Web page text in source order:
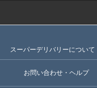
スーパーデリバリーについて
お問い合わせ・ヘルプ